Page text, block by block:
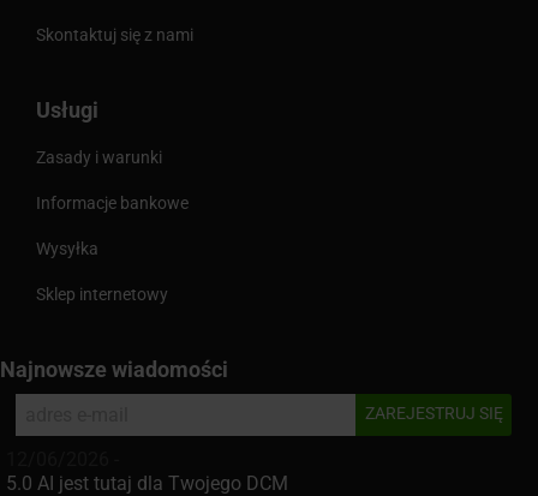
Skontaktuj się z nami
Usługi
Zasady i warunki
Informacje bankowe
Wysyłka
Sklep internetowy
Najnowsze wiadomości
5.0 AI jest tutaj dla Twojego DCM